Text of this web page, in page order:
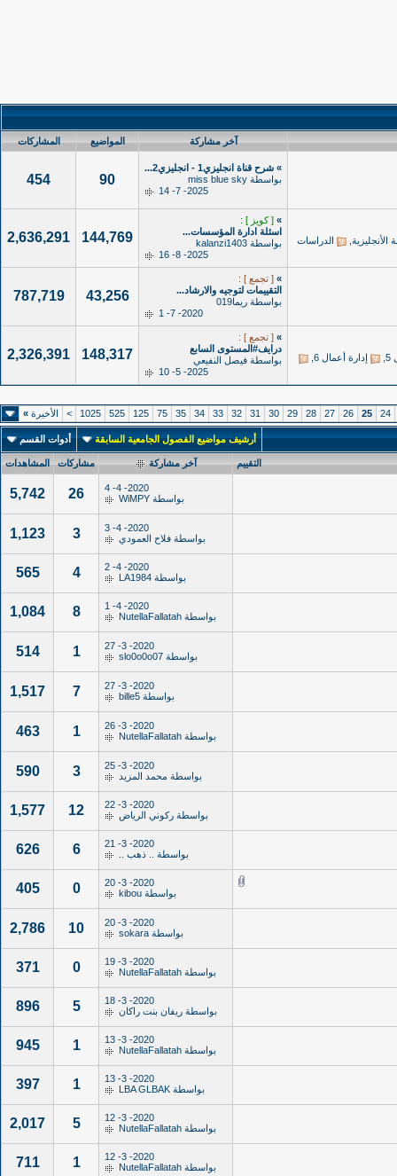
آخر مشاركة المواضيع المشاركات
» شرح قناة انجليزي1 - انجليزي2...
بواسطة miss blue sky
2025- 7- 14
90
454
الأنجليزية الدراسات
» [ كويز ] :
اسئلة ادارة المؤسسات...
بواسطة kalanzi1403
2025- 8- 16
144,769
2,636,291
» [ تجمع ] :
التقييمات لتوجيه والارشاد...
بواسطة ريما019
2020- 7- 1
43,256
787,719
إدارة أعمال 6
» [ تجمع ] :
درايف#المستوى السابع
بواسطة فيصل النفيعي
2025- 5- 10
148,317
2,326,391
24
25
26
27
28
29
30
31
32
33
34
35
75
125
525
1025
> الأخيرة »
أرشيف مواضيع الفصول الجامعية السابقة أدوات القسم
التقييم آخر مشاركة مشاركات المشاهدات
2020- 4- 4
بواسطة WiMPY
26
5,742
2020- 4- 3
بواسطة فلاح العمودي 3
1,123
2020- 4- 2
بواسطة LA1984
4
565
2020- 4- 1
بواسطة NutellaFallatah
8
1,084
2020- 3- 27
بواسطة slo0o0o07
1
514
2020- 3- 27
بواسطة bille5
7
1,517
2020- 3- 26
بواسطة NutellaFallatah
1
463
2020- 3- 25
بواسطة محمد المزيد 3
590
2020- 3- 22
بواسطة ركوني الرياض 12
1,577
2020- 3- 21
بواسطة
.. ذهب .. 6
626
2020- 3- 20
بواسطة kibou
0
405
2020- 3- 20
بواسطة sokara
10
2,786
2020- 3- 19
بواسطة NutellaFallatah
0
371
2020- 3- 18
بواسطة ريفان بنت راكان 5
896
2020- 3- 13
بواسطة NutellaFallatah
1
945
2020- 3- 13
بواسطة LBA GLBAK
1
397
2020- 3- 12
بواسطة NutellaFallatah
5
2,017
2020- 3- 12
بواسطة NutellaFallatah
1
711